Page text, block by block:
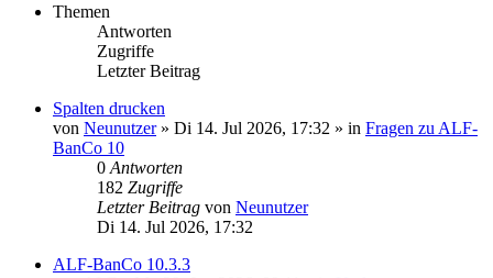
Themen
Antworten
Zugriffe
Letzter Beitrag
Spalten drucken
von Neunutzer» Di 14. Jul 2026, 17:32 » in Fragen zu ALF-
BanCo 10
0 Antworten
182 Zugriffe
Letzter Beitrag von Neunutzer
Di 14. Jul 2026, 17:32
ALF-BanCo 10.3.3